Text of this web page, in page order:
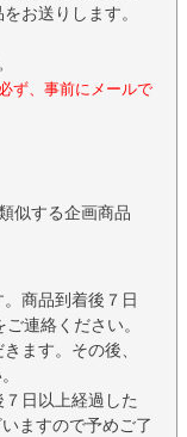
お送りします。
ず、事前にメールで
似する企画商品
商品到着後７日
連絡ください。
ます。その後、
日以上経過した
ますので予めご了